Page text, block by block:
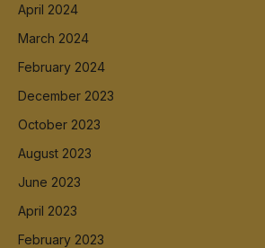
April 2024
March 2024
February 2024
December 2023
October 2023
August 2023
June 2023
April 2023
February 2023